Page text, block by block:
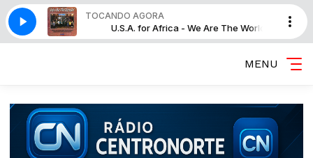
TOCANDO AGORA
Are The World U.S.A. for Africa - We Are The World
MENU